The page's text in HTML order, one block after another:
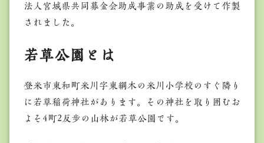
法人宮城県共同募金会助成事業の助成を受けて作製
されました。
若草公園とは
登米市東和町米川字東綱木の米川小学校のすぐ隣り
に若草稲荷神社があります。その神社を取り囲むお
よそ4町2反歩の山林が若草公園です。